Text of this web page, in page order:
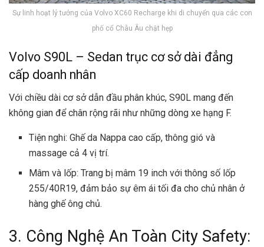
Sự linh hoạt lý tưởng của Volvo XC60 Recharge khi di chuyển qua các con
phố cổ Châu Âu chật hẹp
Volvo S90L – Sedan trục cơ sở dài đẳng
cấp doanh nhân
Với chiều dài cơ sở dẫn đầu phân khúc, S90L mang đến
không gian để chân rộng rãi như những dòng xe hạng F.
Tiện nghi: Ghế da Nappa cao cấp, thông gió và
massage cả 4 vị trí.
Mâm và lốp: Trang bị mâm 19 inch với thông số lốp
255/40R19, đảm bảo sự êm ái tối đa cho chủ nhân ở
hàng ghế ông chủ.
3. Công Nghệ An Toàn City Safety: